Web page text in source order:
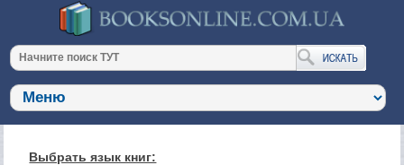
Выбрать язык книг: